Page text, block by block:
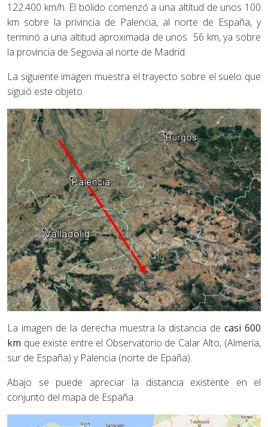
122.400 km/h. El bólido comenzó a una altitud de unos 100
km sobre la privincia de Palencia, al norte de España, y
terminó a una altitud aproximada de unos 56 km, ya sobre
la provincia de Segovia al norte de Madrid.
La siguiente imagen muestra el trayecto sobre el suelo que
siguió este objeto.
La imagen de la derecha muestra la distancia decasi 600
km que existe entre el Observatorio de Calar Alto, (Almería,
sur de España) y Palencia (norte de Epaña).
Abajo se puede apreciar la distancia existente en el
conjunto del mapa de España.